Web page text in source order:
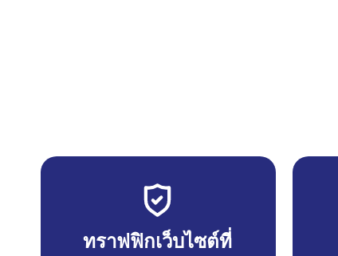
ทราฟฟิกเว็บไซต์ที่